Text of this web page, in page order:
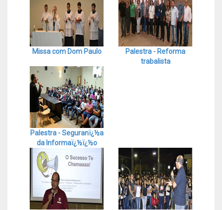
Missa com Dom Paulo
Palestra - Reforma
trabalista
Palestra - Seguranï¿½a
da Informaï¿½ï¿½o